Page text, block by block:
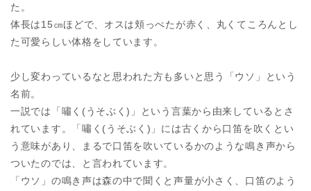
た。
体長は15㎝ほどで、オスは頬っぺたが赤く、丸くてころんとし
た可愛らしい体格をしています。
少し変わっているなと思われた方も多いと思う「ウソ」という
名前。
一説では「嘯く(うそぶく)」という言葉から由来しているとさ
れています。「嘯く(うそぶく)」には古くから口笛を吹くとい
う意味があり、まるで口笛を吹いているかのような鳴き声から
ついたのでは、と言われています。
「ウソ」の鳴き声は森の中で聞くと声量が小さく、口笛のよう